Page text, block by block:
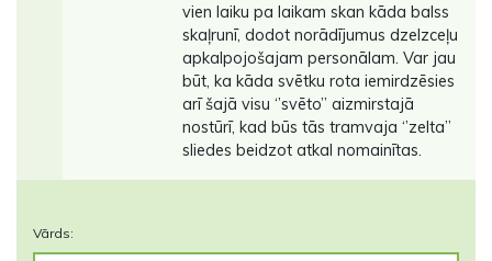
vien laiku pa laikam skan kāda balss
skaļrunī, dodot norādījumus dzelzceļu
apkalpojošajam personālam. Var jau
būt, ka kāda svētku rota iemirdzēsies
arī šajā visu ‘’svēto’’ aizmirstajā
nostūrī, kad būs tās tramvaja ‘’zelta’’
sliedes beidzot atkal nomainītas.
Vārds: